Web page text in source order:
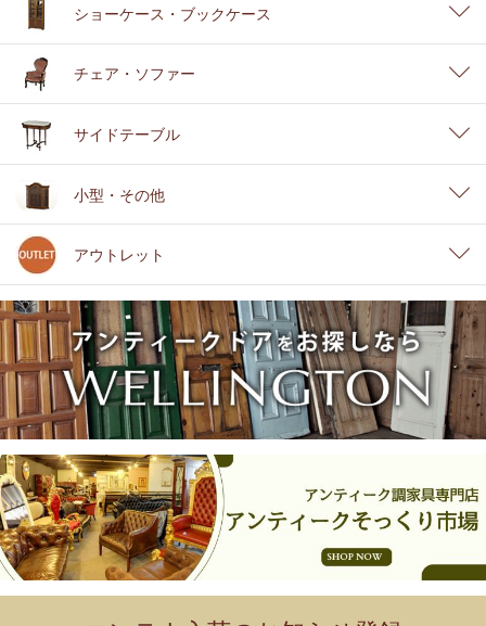
ショーケース・ブックケース
チェア・ソファー
サイドテーブル
小型・その他
アウトレット